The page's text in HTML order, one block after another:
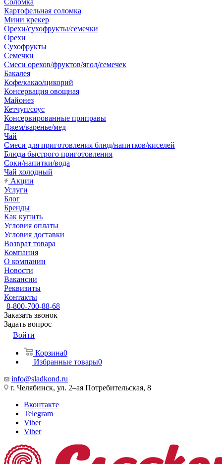
Соломка
Картофельная соломка
Мини крекер
Орехи/сухофрукты/семечки
Орехи
Сухофрукты
Семечки
Смеси орехов/фруктов/ягод/семечек
Бакалея
Кофе/какао/цикорий
Консервация овощная
Майонез
Кетчуп/соус
Консервированные приправы
Джем/варенье/мед
Чай
Смеси для приготовления блюд/напитков/киселей
Блюда быстрого приготовления
Соки/напитки/вода
Чай холодный
Акции
Услуги
Блог
Бренды
Как купить
Условия оплаты
Условия доставки
Возврат товара
Компания
О компании
Новости
Вакансии
Реквизиты
Контакты
8-800-700-88-68
Заказать звонок
Задать вопрос
Войти
Корзина0
Избранные товары0
info@sladkond.ru
г. Челябинск, ул. 2–ая Потребительская, 8
Вконтакте
Telegram
Viber
Viber